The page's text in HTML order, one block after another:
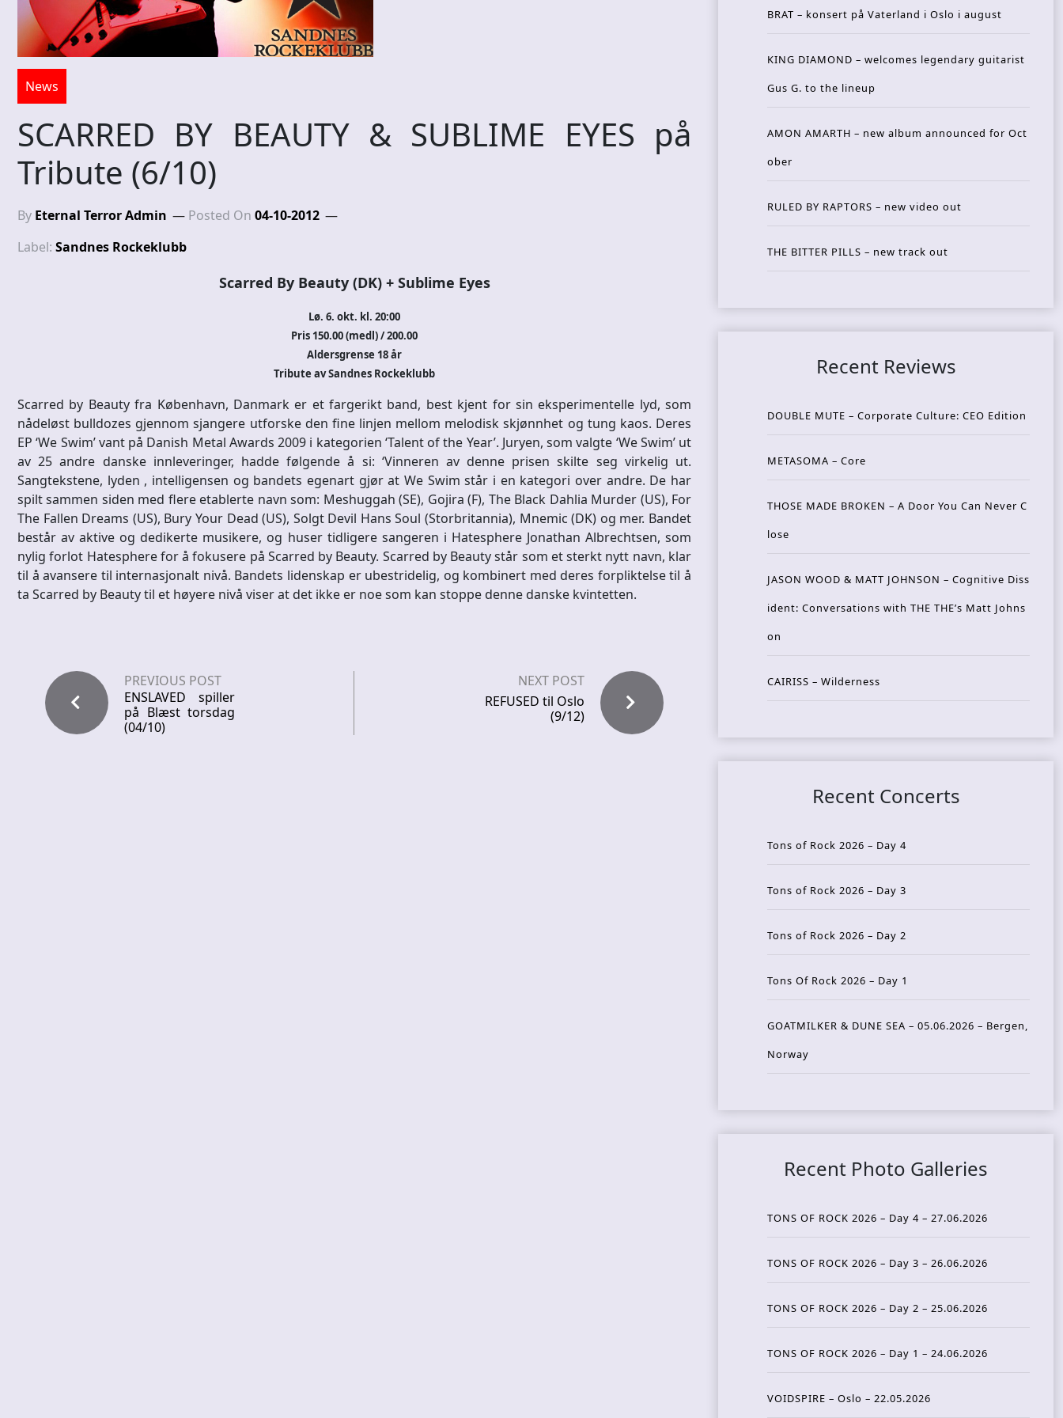
News
SCARRED BY BEAUTY & SUBLIME EYES på
Tribute (6/10)
By Eternal Terror Admin Posted On 04-10-2012
Label: Sandnes Rockeklubb
Scarred By Beauty (DK) + Sublime Eyes
Lø. 6. okt. kl. 20:00
Pris 150.00 (medl) / 200.00
Aldersgrense 18 år
Tribute av Sandnes Rockeklubb
Scarred by Beauty fra København, Danmark er et fargerikt band, best kjent for sin eksperimentelle lyd, som
nådeløst bulldozes gjennom sjangere utforske den fine linjen mellom melodisk skjønnhet og tung kaos. Deres
EP ‘We Swim’ vant på Danish Metal Awards 2009 i kategorien ‘Talent of the Year’. Juryen, som valgte ‘We Swim’ ut
av 25 andre danske innleveringer, hadde følgende å si: ‘Vinneren av denne prisen skilte seg virkelig ut.
Sangtekstene, lyden , intelligensen og bandets egenart gjør at We Swim står i en kategori over andre. De har
spilt sammen siden med flere etablerte navn som: Meshuggah (SE), Gojira (F), The Black Dahlia Murder (US), For
The Fallen Dreams (US), Bury Your Dead (US), Solgt Devil Hans Soul (Storbritannia), Mnemic (DK) og mer. Bandet
består av aktive og dedikerte musikere, og huser tidligere sangeren i Hatesphere Jonathan Albrechtsen, som
nylig forlot Hatesphere for å fokusere på Scarred by Beauty. Scarred by Beauty står som et sterkt nytt navn, klar
til å avansere til internasjonalt nivå. Bandets lidenskap er ubestridelig, og kombinert med deres forpliktelse til å
ta Scarred by Beauty til et høyere nivå viser at det ikke er noe som kan stoppe denne danske kvintetten.
PREVIOUS POST
ENSLAVED spiller
på Blæst torsdag
(04/10)
NEXT POST
REFUSED til Oslo
(9/12)
BRAT – konsert på Vaterland i Oslo i august
KING DIAMOND – welcomes legendary guitarist
Gus G. to the lineup
AMON AMARTH – new album announced for Oct
ober
RULED BY RAPTORS – new video out
THE BITTER PILLS – new track out
Recent Reviews
DOUBLE MUTE – Corporate Culture: CEO Edition
METASOMA – Core
THOSE MADE BROKEN – A Door You Can Never C
lose
JASON WOOD & MATT JOHNSON – Cognitive Diss
ident: Conversations with THE THE’s Matt Johns
on
CAIRISS – Wilderness
Recent Concerts
Tons of Rock 2026 – Day 4
Tons of Rock 2026 – Day 3
Tons of Rock 2026 – Day 2
Tons Of Rock 2026 – Day 1
GOATMILKER & DUNE SEA – 05.06.2026 – Bergen,
Norway
Recent Photo Galleries
TONS OF ROCK 2026 – Day 4 – 27.06.2026
TONS OF ROCK 2026 – Day 3 – 26.06.2026
TONS OF ROCK 2026 – Day 2 – 25.06.2026
TONS OF ROCK 2026 – Day 1 – 24.06.2026
VOIDSPIRE – Oslo – 22.05.2026